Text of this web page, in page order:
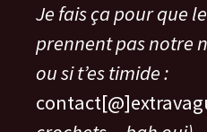
Je fais ça pour que
prennent pas notre
ou si t’es timide :